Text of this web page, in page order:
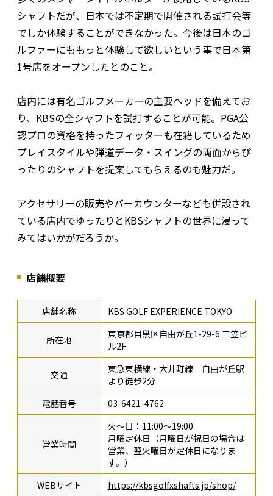
シャフトだが、日本では不定期で開催される試打会等
でしか体験することができなかった。今後は日本のゴ
ルファーにももっと体験して欲しいという事で日本第
1号店をオープンしたとのこと。
店内には有名ゴルフメーカーの主要ヘッドを備えてお
り、KBSの全シャフトを試打することが可能。PGA公
認プロの資格を持ったフィッターも在籍しているため
プレイスタイルや弾道データ・スイングの両面からぴ
ったりのシャフトを提案してもらえるのも魅力だ。
アクセサリーの販売やバーカウンターなども併設され
ている店内でゆったりとKBSシャフトの世界に浸って
みてはいかがだろうか。
店舗概要
店舗名称 KBS GOLF EXPERIENCE TOKYO
所在地
東京都目黒区自由が丘1-29-6 三笠ビ
ル2F
交通
東急東横線・大井町線 自由が丘駅
より徒歩2分
電話番号
03-6421-4762
営業時間
火～日：11:00～19:00
月曜定休日（月曜日が祝日の場合は
営業、翌火曜日が定休日になりま
す。）
WEBサイト
https://kbsgolfxshafts.jp/shop/